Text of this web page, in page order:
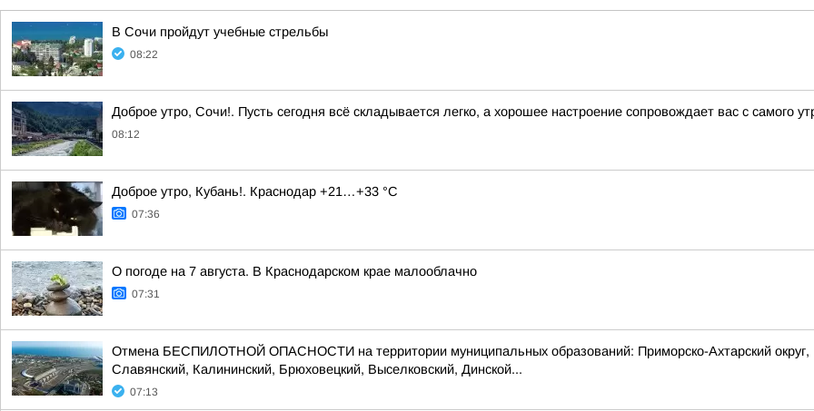
В Сочи пройдут учебные стрельбы
08:22
Доброе утро, Сочи!. Пусть сегодня всё складывается легко, а хорошее настроение сопровождает вас с самого
08:12
Доброе утро, Кубань!. Краснодар +21…+33 °С
07:36
О погоде на 7 августа. В Краснодарском крае малооблачно
07:31
Отмена БЕСПИЛОТНОЙ ОПАСНОСТИ на территории муниципальных образований: Приморско-Ахтарский округ,
Славянский, Калининский, Брюховецкий, Выселковский, Динской...
07:13